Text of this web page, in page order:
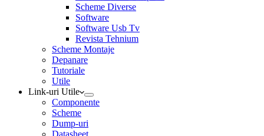
Scheme Diverse
Software
Software Usb Tv
Revista Tehnium
Scheme Montaje
Depanare
Tutoriale
Utile
Link-uri Utile
Componente
Scheme
Dump-uri
Datasheet